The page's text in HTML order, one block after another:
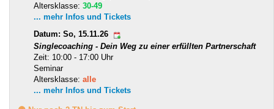
Altersklasse: 30-49
... mehr Infos und Tickets
Datum: So, 15.11.26
Singlecoaching - Dein Weg zu einer erfüllten Partnerschaft
Zeit: 10:00 - 17:00 Uhr
Seminar
Altersklasse: alle
... mehr Infos und Tickets